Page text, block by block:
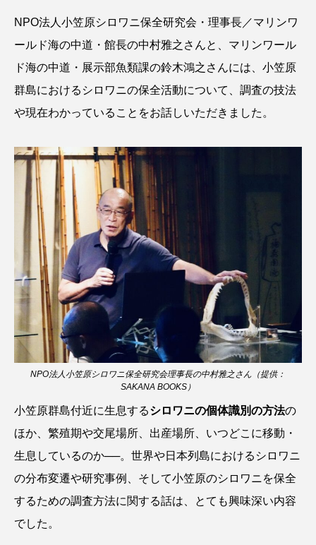
クサガメ クジラ クニマス クマノミ
クモギンポ クラゲ クルマエビ
クロスジギンポ クロソイ クロダイ
グラミー グルクン
ケープペンギン ゲンゴロウ
コウテイペンギン コオイムシ
コガタペンギン コガネスズメダイ
コクチバス コクレン コチ
コトクラゲ コノシロ コバンザメ
コブシメ コブダイ コメツキガニ
コモレビクラゲ コモンイトギンポ
ゴマフアザラシ
ゴンズイ ゴールデンジェリーフィッシュ
NPO法人小笠原シロワニ保全研究会・理事長／マリンワ
ールド海の中道・館長の中村雅之さんと、マリンワール
ド海の中道・展示部魚類課の鈴木鴻之さんには、小笠原
群島におけるシロワニの保全活動について、調査の技法
や現在わかっていることをお話しいただきました。
NPO法人小笠原シロワニ保全研究会理事長の中村雅之さん（提供：
SAKANA BOOKS）
小笠原群島付近に生息するシロワニの個体識別の方法の
ほか、繁殖期や交尾場所、出産場所、いつどこに移動・
生息しているのか──。世界や日本列島におけるシロワニ
の分布変遷や研究事例、そして小笠原のシロワニを保全
するための調査方法に関する話は、とても興味深い内容
でした。